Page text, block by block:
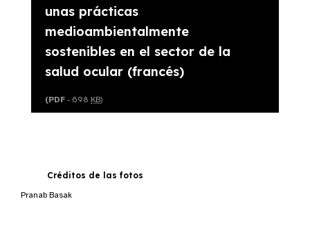
unas prácticas
medioambientalmente
sostenibles en el sector de la
salud ocular (francés)
(PDF - 698 KB)
Créditos de las fotos
Pranab Basak